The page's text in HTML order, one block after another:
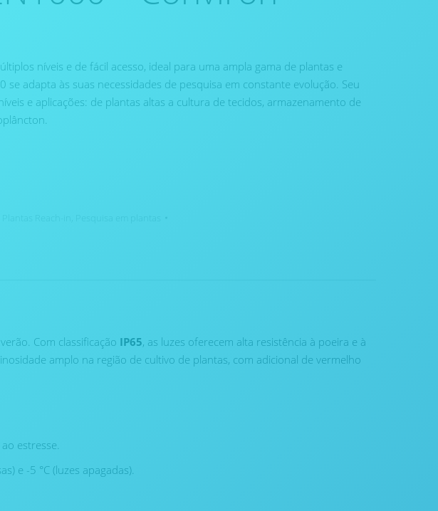
níveis e de fácil acesso, ideal para uma ampla gama de plantas e
se adapta às suas necessidades de pesquisa em constante evolução. Seu
e aplicações: de plantas altas a cultura de tecidos, armazenamento de
Com classificação IP65, as luzes oferecem alta resistência à poeira e à
amplo na região de cultivo de plantas, com adicional de vermelho
estresse.
e -5 °C (luzes apagadas).